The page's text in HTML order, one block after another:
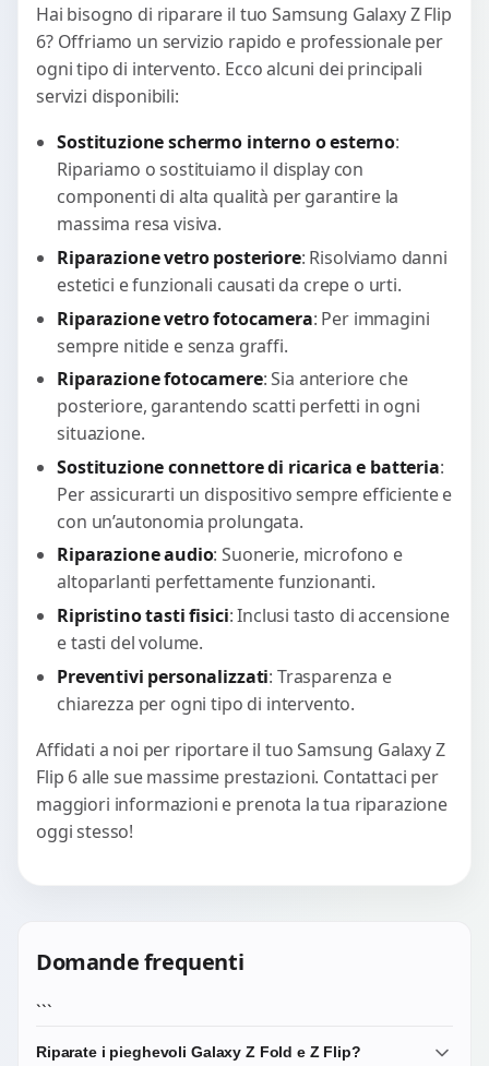
Hai bisogno di riparare il tuo Samsung Galaxy Z Flip
6? Offriamo un servizio rapido e professionale per
ogni tipo di intervento. Ecco alcuni dei principali
servizi disponibili:
Sostituzione schermo interno o esterno:
Ripariamo o sostituiamo il display con
componenti di alta qualità per garantire la
massima resa visiva.
Riparazione vetro posteriore: Risolviamo danni
estetici e funzionali causati da crepe o urti.
Riparazione vetro fotocamera: Per immagini
sempre nitide e senza graffi.
Riparazione fotocamere: Sia anteriore che
posteriore, garantendo scatti perfetti in ogni
situazione.
Sostituzione connettore di ricarica e batteria:
Per assicurarti un dispositivo sempre efficiente e
con un’autonomia prolungata.
Riparazione audio: Suonerie, microfono e
altoparlanti perfettamente funzionanti.
Ripristino tasti fisici: Inclusi tasto di accensione
e tasti del volume.
Preventivi personalizzati: Trasparenza e
chiarezza per ogni tipo di intervento.
Affidati a noi per riportare il tuo Samsung Galaxy Z
Flip 6 alle sue massime prestazioni. Contattaci per
maggiori informazioni e prenota la tua riparazione
oggi stesso!
Domande frequenti
```
Riparate i pieghevoli Galaxy Z Fold e Z Flip?